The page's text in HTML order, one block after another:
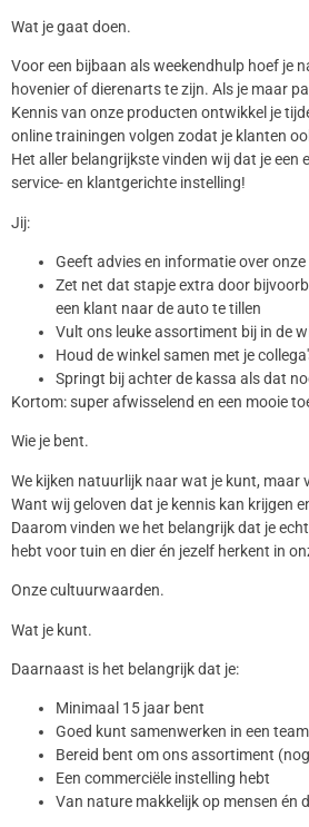
Wat je gaat doen.
Voor een bijbaan als weekendhulp hoef je
hovenier of dierenarts te zijn. Als je maar
Kennis van onze producten ontwikkel je
online trainingen volgen zodat je klanten
Het aller belangrijkste vinden wij dat je een
service- en klantgerichte instelling!
Jij:
Geeft advies en informatie over
Zet net dat stapje extra door
een klant naar de auto te tillen
Vult ons leuke assortiment bij in de
Houd de winkel samen met je
Springt bij achter de kassa als dat
Kortom: super afwisselend en een mooie
Wie je bent.
We kijken natuurlijk naar wat je kunt, maar
Want wij geloven dat je kennis kan krijgen
Daarom vinden we het belangrijk dat je
hebt voor tuin en dier én jezelf herkent in
Onze cultuurwaarden.
Wat je kunt.
Daarnaast is het belangrijk dat je:
Minimaal 15 jaar bent
Goed kunt samenwerken in een team
Bereid bent om ons assortiment
Een commerciële instelling hebt
Van nature makkelijk op mensen én